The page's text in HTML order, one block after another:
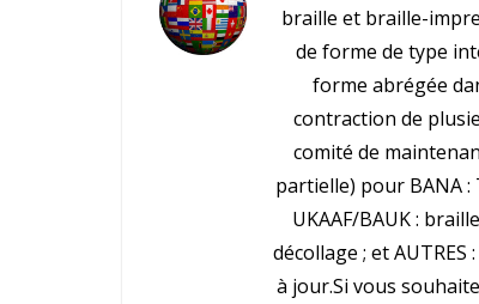
braille et braille-
de forme de type
forme abrégée
contraction de
comité de
partielle) pour BANA :
UKAAF/BAUK :
décollage ; et AUTRES
à jour.Si vous